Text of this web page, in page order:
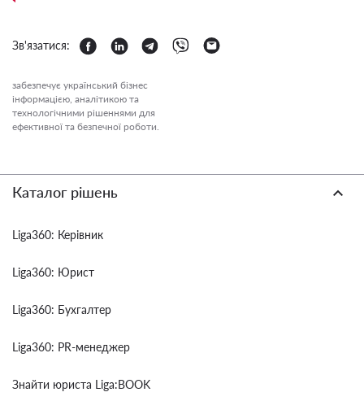
Зв'язатися:
забезпечує український бізнес
інформацією, аналітикою та
технологічними рішеннями для
ефективної та безпечної роботи.
Каталог рішень
Liga360: Керівник
Liga360: Юрист
Liga360: Бухгалтер
Liga360: PR-менеджер
Знайти юриста Liga:BOOK